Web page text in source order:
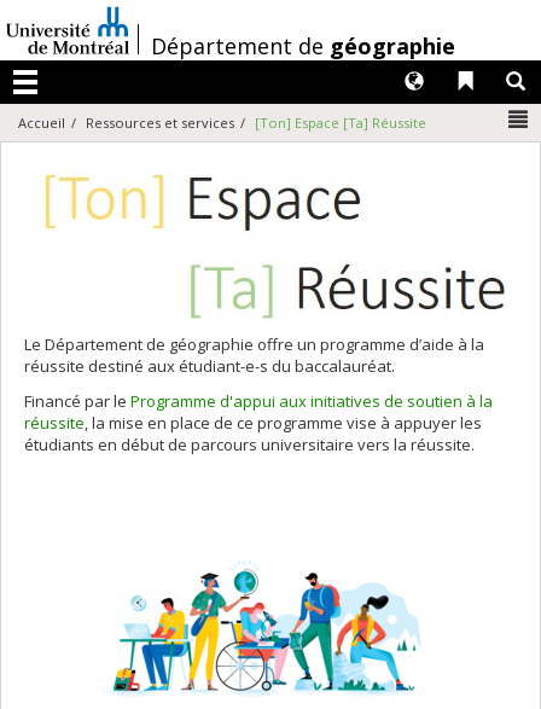
au
contenu
/Département de géographie
Menu
Liens
Langues
Accueil Ressources et services [Ton] Espace [Ta] Réussite
Le Département de géographie offre un programme d’aide à la
réussite destiné aux étudiant-e-s du baccalauréat.
Financé par le Programme d'appui aux initiatives de soutien à la
réussite, la mise en place de ce programme vise à appuyer les
étudiants en début de parcours universitaire vers la réussite.